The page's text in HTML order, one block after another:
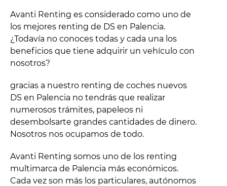
Avanti Renting es considerado como uno de
los mejores renting de DS en Palencia.
¿Todavía no conoces todas y cada una los
beneficios que tiene adquirir un vehículo con
nosotros?
gracias a nuestro renting de coches nuevos
DS en Palencia no tendrás que realizar
numerosos trámites, papeleos ni
desembolsarte grandes cantidades de dinero.
Nosotros nos ocupamos de todo.
Avanti Renting somos uno de los renting
multimarca de Palencia más económicos.
Cada vez son más los particulares, autónomos